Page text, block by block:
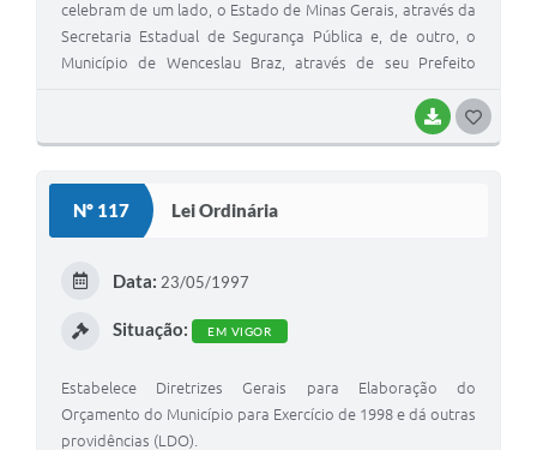
BAIXAR
celebram de um lado, o Estado de Minas Gerais, através da
Secretaria Estadual de Segurança Pública e, de outro, o
Município de Wenceslau Braz, através de seu Prefeito
Nº 117 Lei Ordinária
Data: 23/05/1997
Situação: EM VIGOR
Estabelece Diretrizes Gerais para Elaboração do
Orçamento do Município para Exercício de 1998 e dá outras
providências (LDO).